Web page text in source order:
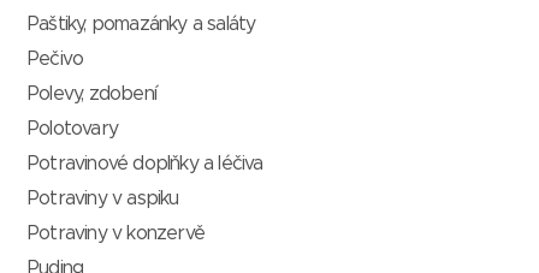
Paštiky, pomazánky a saláty
Pečivo
Polevy, zdobení
Polotovary
Potravinové doplňky a léčiva
Potraviny v aspiku
Potraviny v konzervě
Puding